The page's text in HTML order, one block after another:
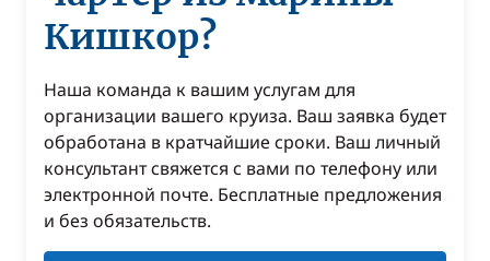
Кишкор?
Наша команда к вашим услугам для
организации вашего круиза. Ваш заявка будет
обработана в кратчайшие сроки. Ваш личный
консультант свяжется с вами по телефону или
электронной почте. Бесплатные предложения
и без обязательств.